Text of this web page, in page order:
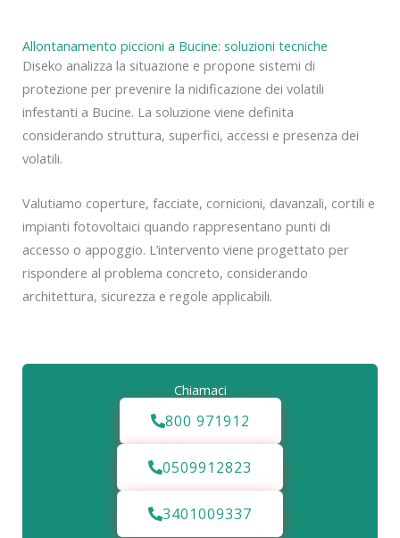
Allontanamento piccioni a Bucine: soluzioni tecniche
Diseko analizza la situazione e propone sistemi di
protezione per prevenire la nidificazione dei volatili
infestanti a Bucine. La soluzione viene definita
considerando struttura, superfici, accessi e presenza dei
volatili.
Valutiamo coperture, facciate, cornicioni, davanzali, cortili e
impianti fotovoltaici quando rappresentano punti di
accesso o appoggio. L’intervento viene progettato per
rispondere al problema concreto, considerando
architettura, sicurezza e regole applicabili.
Chiamaci
800 971912
0509912823
3401009337